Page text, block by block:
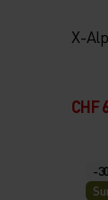
X-
CHF
-